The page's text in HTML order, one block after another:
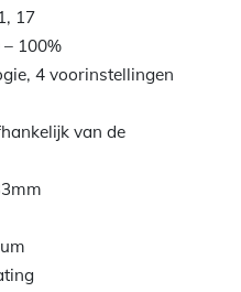
17
100%
4 voorinstellingen
van de